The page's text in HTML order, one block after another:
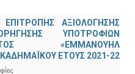
ΑΞΙΟΛΟΓΗΣΗΣ
ΥΠΟΤΡΟΦΙΩΝ
«ΕΜΜΑΝΟΥΗΛ
ΕΤΟΥΣ 2021-22